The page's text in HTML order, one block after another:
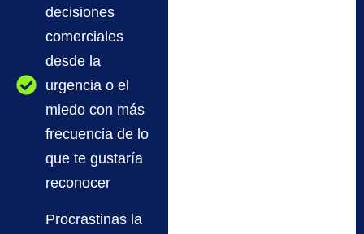
decisiones
comerciales
desde la
urgencia o el
miedo con más
frecuencia de lo
que te gustaría
reconocer
Procrastinas la